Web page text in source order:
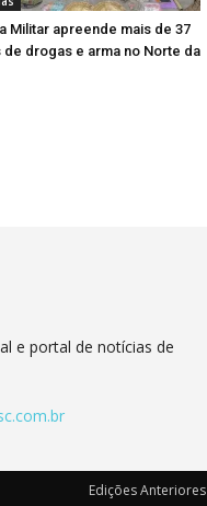
Militar apreende mais de 37
de drogas e arma no Norte da
e portal de notícias de
Edições Anteriores